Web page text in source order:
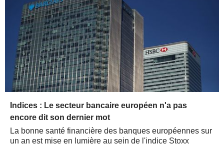
Indices : Le secteur bancaire européen n'a pas
encore dit son dernier mot
La bonne santé financière des banques européennes sur
un an est mise en lumière au sein de l'indice Stoxx